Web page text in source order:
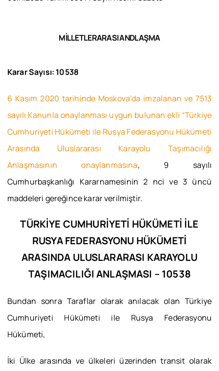
MİLLETLERARASI ANDLAŞMA
Karar Sayısı: 10538
6 Kasım 2020 tarihinde Moskova’da imzalanan ve 7513
sayılı Kanunla onaylanması uygun bulunan ekli “Türkiye
Cumhuriyeti Hükümeti ile Rusya Federasyonu Hükümeti
Arasında Uluslararası Karayolu Taşımacılığı
Anlaşmasının onaylanmasına, 9 sayılı
Cumhurbaşkanlığı Kararnamesinin 2 nci ve 3 üncü
maddeleri gereğince karar verilmiştir.
TÜRKİYE CUMHURİYETİ HÜKÜMETİ İLE
RUSYA FEDERASYONU HÜKÜMETİ
ARASINDA ULUSLARARASI KARAYOLU
TAŞIMACILIĞIANLAŞMASI – 10538
Bundan sonra Taraflar olarak anılacak olan Türkiye
Cumhuriyeti Hükümeti ile Rusya Federasyonu
Hükümeti,
İki Ülke arasında ve ülkeleri üzerinden transit olarak